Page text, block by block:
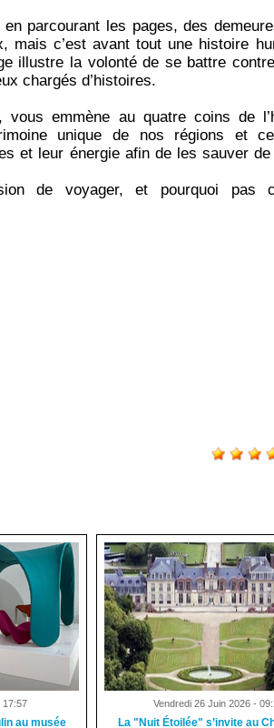
parcourant les pages, des
mais c’est avant tout une histoire
illustre la volonté de se battre
chargés d’histoires.
vous emmène au quatre coins de
unique de nos régions et
et leur énergie afin de les sauver de
de voyager, et pourquoi pas
17:57
au musée
Vendredi 26 Juin 2026 -
La "Nuit Étoilée" s’invite au